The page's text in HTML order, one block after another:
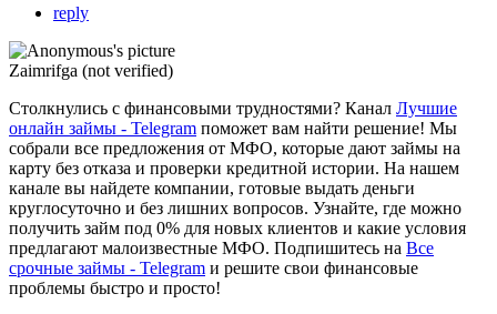
reply
Zaimrifga (not verified)
Столкнулись с финансовыми трудностями? Канал Лучшие
онлайн займы - Telegram поможет вам найти решение! Мы
собрали все предложения от МФО, которые дают займы на
карту без отказа и проверки кредитной истории. На нашем
канале вы найдете компании, готовые выдать деньги
круглосуточно и без лишних вопросов. Узнайте, где можно
получить займ под 0% для новых клиентов и какие условия
предлагают малоизвестные МФО. Подпишитесь на Все
срочные займы - Telegram и решите свои финансовые
проблемы быстро и просто!